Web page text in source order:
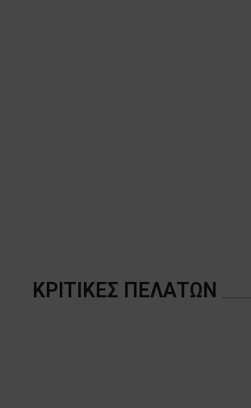
ΚΡΙΤΙΚΈΣ ΠΕΛΑΤΏΝ